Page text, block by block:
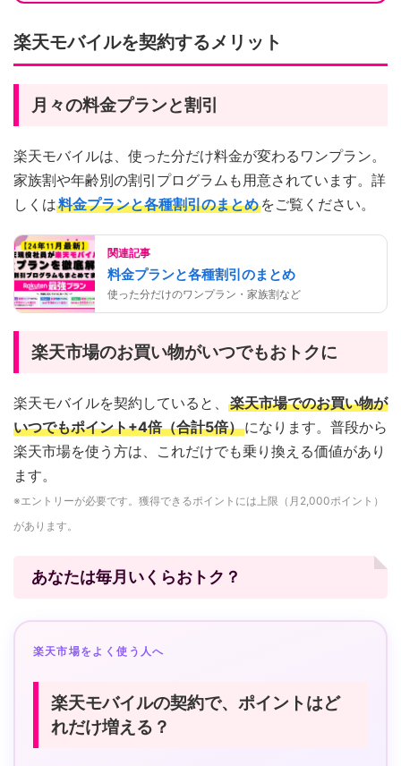
楽天モバイルを契約するメリット
月々の料金プランと割引
楽天モバイルは、使った分だけ料金が変わるワンプラン。
家族割や年齢別の割引プログラムも用意されています。詳
しくは料金プランと各種割引のまとめ をご覧ください。
関連記事
料金プランと各種割引のまとめ
使った分だけのワンプラン・家族割など
楽天市場のお買い物がいつでもおトクに
楽天モバイルを契約していると、 楽天市場でのお買い物が
いつでもポイント+4倍（合計5倍）になります。普段から
楽天市場を使う方は、これだけでも乗り換える価値があり
ます。
※エントリーが必要です。獲得できるポイントには上限（月2,000ポイント）
があります。
あなたは毎月いくらおトク？
楽天市場をよく使う人へ
楽天モバイルの契約で、ポイントはど
れだけ増える？